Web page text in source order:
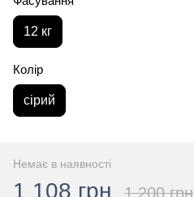
12 кг
Колір
сірий
Немає в наявності
1 108 грн 1 200 грн